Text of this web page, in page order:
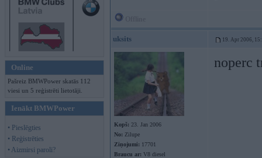
Online
Pašreiz BMWPower skatās 112
viesi un 5 reģistrēti lietotāji.
Ienākt BMWPower
• Pieslēgties
• Reģistrēties
• Aizmirsi paroli?
uksits 19. Apr 2006,
Kopš: 23. Jan 2006
No: Zilupe
Ziņojumi: 17701
Braucu ar: V8 diesel
noperc